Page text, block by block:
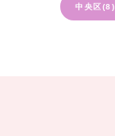
中央区(8)